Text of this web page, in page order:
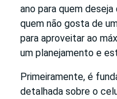
ano para quem
quem não gosta de
para aproveitar ao
um planejamento e
Primeiramente, é
detalhada sobre o